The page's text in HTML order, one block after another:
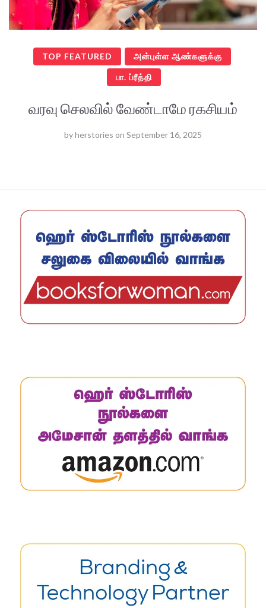
TOP FEATURED அன்புள்ள ஆண்களுக்கு
பா. ப்ரீத்தி
வரவு செலவில் வேண்டாமே ரகசியம்
byherstories on September 16, 2025